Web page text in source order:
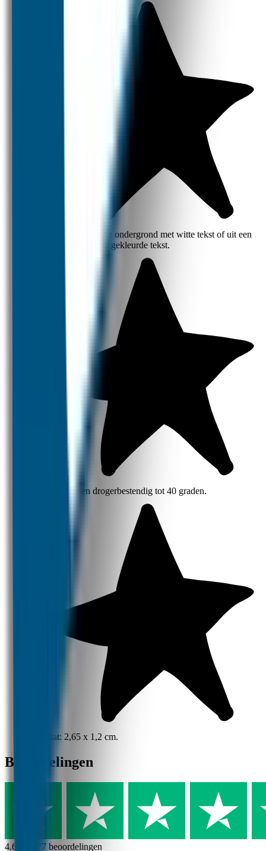
wasmachine ingaat en de kleding niet te wassen op meer dan 40
voor het gebruik van deze
Wanneer je liever labels instrijkt, bekijk dan eens onze
Moet je een hele stapel kleding voorzien van naam? Dan is onze
Kies uit een gekleurde ondergrond met witte tekst of uit een
witte ondergrond met gekleurde tekst.
Wasmachine- en drogerbestendig tot 40 graden.
Formaat: 2,65 x 1,2 cm.
Beoordelingen
4.6 477 beoordelingen